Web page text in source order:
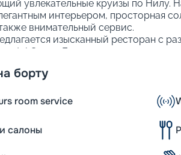
увлекательные круизы по Нилу.
интерьером, просторная
внимательный сервис.
изысканный ресторан с
Crown Emperor создан для
В каждой каюте есть мини-бар и
был максимально комфортным.
борту
room service
салоны